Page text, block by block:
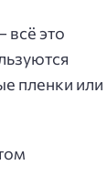
это
пленки или